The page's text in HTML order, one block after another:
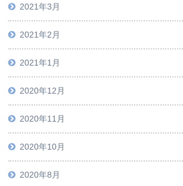
2021年3月
2021年2月
2021年1月
2020年12月
2020年11月
2020年10月
2020年8月